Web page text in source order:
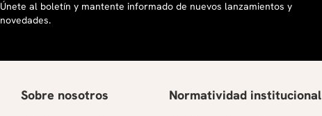
Únete al boletín y mantente informado de nuevos lanzamientos y
novedades.
Sobre nosotros Normatividad institucional